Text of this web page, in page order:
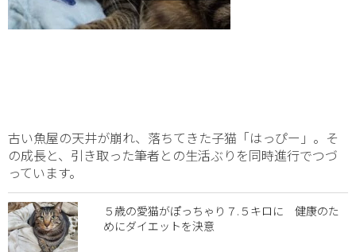
古い魚屋の天井が崩れ、落ちてきた子猫「はっぴー」。そ
の成長と、引き取った筆者との生活ぶりを同時進行でつづ
っています。
５歳の愛猫がぽっちゃり７.５キロに 健康のた
めにダイエットを決意